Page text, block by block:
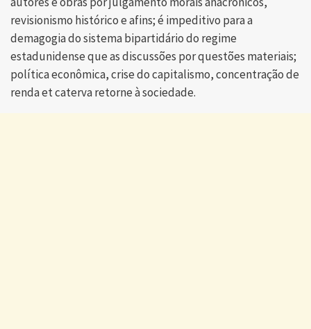
revisionismo histórico e afins; é impeditivo para a
demagogia do sistema bipartidário do regime
estadunidense que as discussões por questões materiais;
política econômica, crise do capitalismo, concentração de
renda et caterva retorne à sociedade.